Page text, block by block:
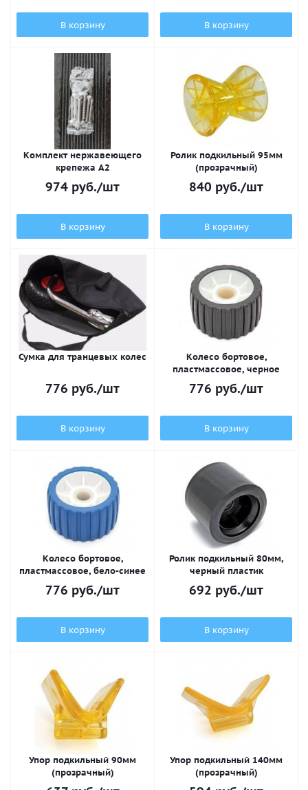
В корзину В корзину
Комплект нержавеющего
крепежа А2
974 руб./шт
В корзину
Ролик подкильный 95мм
(прозрачный)
840 руб./шт
В корзину
Сумка для транцевых колес
776 руб./шт
В корзину
Колесо бортовое,
пластмассовое, черное
776 руб./шт
В корзину
Колесо бортовое,
пластмассовое, бело-синее
776 руб./шт
В корзину
Ролик подкильный 80мм,
черный пластик
692 руб./шт
В корзину
Упор подкильный 90мм
(прозрачный)
Упор подкильный 140мм
(прозрачный)